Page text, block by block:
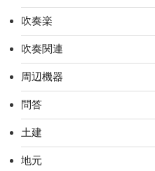
吹奏楽
吹奏関連
周辺機器
問答
土建
地元